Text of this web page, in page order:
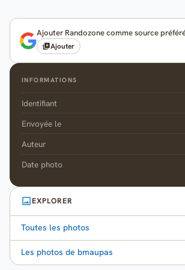
Ajouter Randozone comme source
Ajouter
INFORMATIONS
Identifiant
Envoyée le
Auteur
Date photo
EXPLORER
Toutes les photos
Les photos de bmaupas